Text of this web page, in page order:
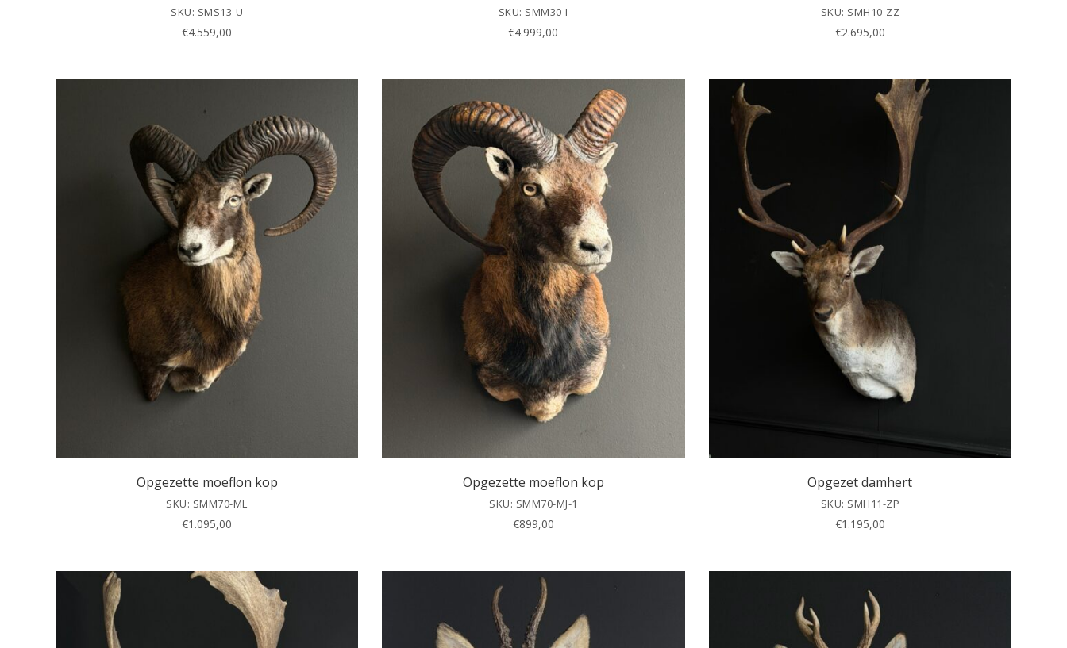
SKU: SMS13-U
€4.559,00
SKU: SMM30-I
€4.999,00
SKU: SMH10-ZZ
€2.695,00
Opgezette moeflon kop
SKU: SMM70-ML
€1.095,00
Opgezette moeflon kop
SKU: SMM70-MJ-1
€899,00
Opgezet damhert
SKU: SMH11-ZP
€1.195,00